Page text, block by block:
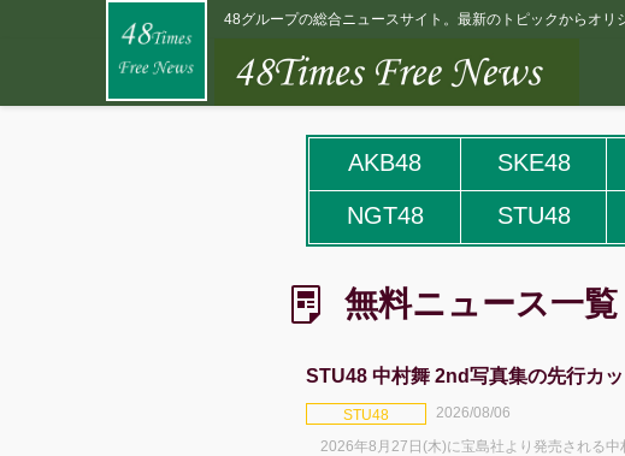
48グループの総合ニュースサイト。最新のトピックからオ
AKB48 SKE48
NGT48
STU48
無料ニュース一覧
STU48 中村舞 2nd写真集の先行カ
STU48
2026/08/06
2026年8月27日(木)に宝島社より発売される中